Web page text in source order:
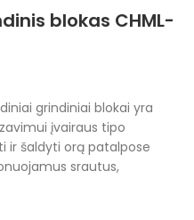
blokas CHML-
grindiniai blokai yra
įvairaus tipo
ir šaldyti orą patalpose
srautus,